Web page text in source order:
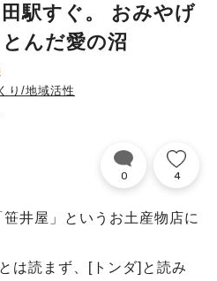
田駅すぐ。 おみやげ
んだ愛の沼
り/地域活性
0 4
井屋」というお土産物店に
は読まず、[トンダ]と読み